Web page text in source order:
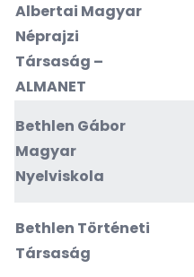
Albertai Magyar
Néprajzi
Társaság –
ALMANET
Bethlen Gábor
Magyar
Nyelviskola
Bethlen Történeti
Társaság